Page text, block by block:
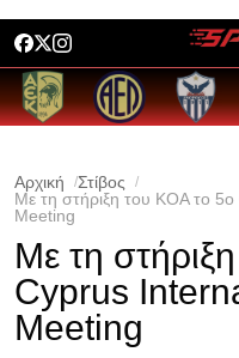
Αρχική
Στίβος
Με τη στήριξη του ΚΟΑ το
Meeting
Με τη
Cyprus
Meeting